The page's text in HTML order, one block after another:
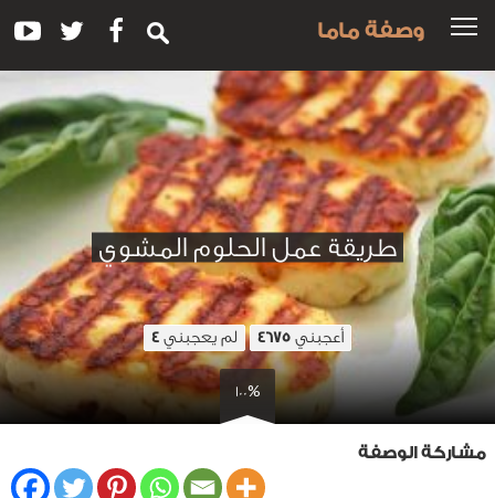
وصفة ماما
طريقة عمل الحلوم المشوي
أعجبني 4675 لم يعجبني 4
100%
مشاركة الوصفة